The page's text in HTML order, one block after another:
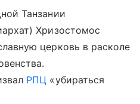
Танзании
Хризостомос
церковь в расколе
РПЦ «убираться